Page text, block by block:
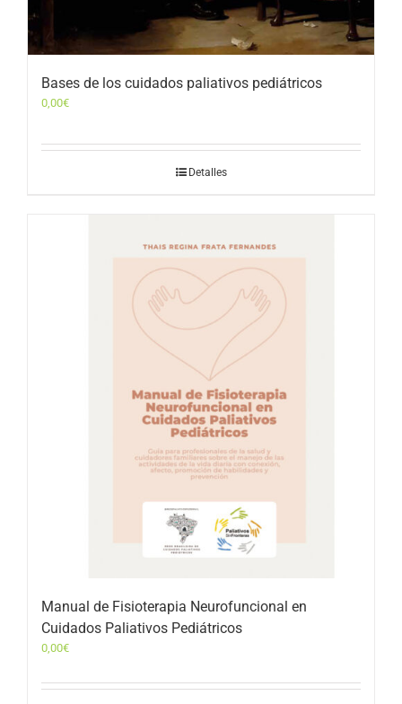
Bases de los cuidados paliativos pediátricos
0,00€
Detalles
Manual de Fisioterapia Neurofuncional en
Cuidados Paliativos Pediátricos
0,00€